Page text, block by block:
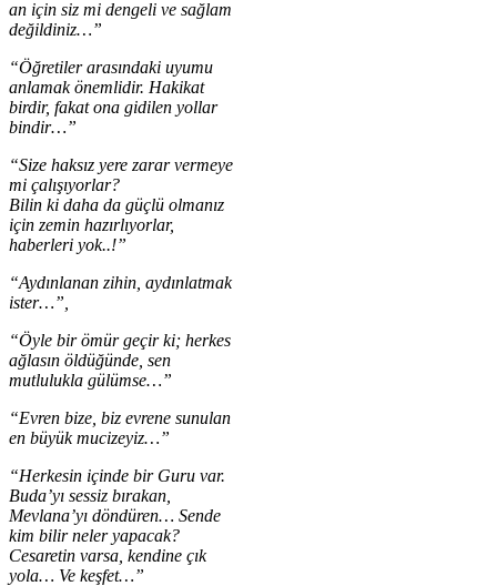
an için siz mi dengeli ve sağlam
değildiniz…”
“Öğretiler arasındaki uyumu
anlamak önemlidir. Hakikat
birdir, fakat ona gidilen yollar
bindir…”
“Size haksız yere zarar vermeye
mi çalışıyorlar?
Bilin ki daha da güçlü olmanız
için zemin hazırlıyorlar,
haberleri yok..!”
“Aydınlanan zihin, aydınlatmak
ister…”,
“Öyle bir ömür geçir ki; herkes
ağlasın öldüğünde, sen
mutlulukla gülümse…”
“Evren bize, biz evrene sunulan
en büyük mucizeyiz…”
“Herkesin içinde bir Guru var.
Buda’yı sessiz bırakan,
Mevlana’yı döndüren… Sende
kim bilir neler yapacak?
Cesaretin varsa, kendine çık
yola… Ve keşfet…”